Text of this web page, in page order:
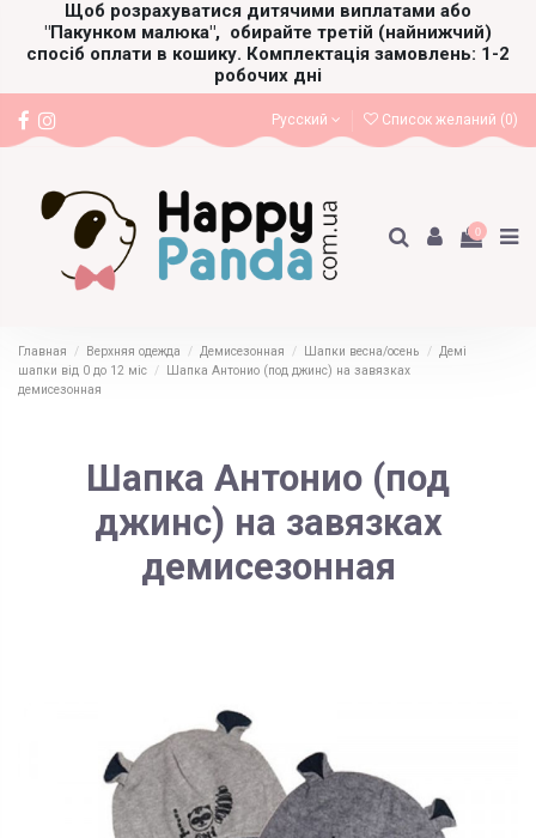
Щоб розрахуватися дитячими виплатами або
"Пакунком малюка", обирайте третій (найнижчий)
спосіб оплати в кошику. Комплектація замовлень: 1-2
робочих дні
Русский Список желаний (0)
0
Главная Верхняя одежда Демисезонная Шапки весна/осень
Демі
шапки від 0 до 12 міс
Шапка Антонио (под джинс) на завязках
демисезонная
Шапка Антонио (под
джинс) на завязках
демисезонная